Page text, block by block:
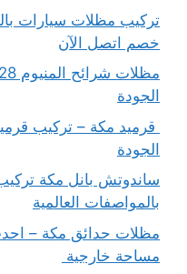
خصم اتصل الآن
الجودة
قرميد مكة – تركيب
الجودة
ساندوتش بانل مكة
بالمواصفات العالمية
مظلات حدائق مكة –
مساحة خارجية